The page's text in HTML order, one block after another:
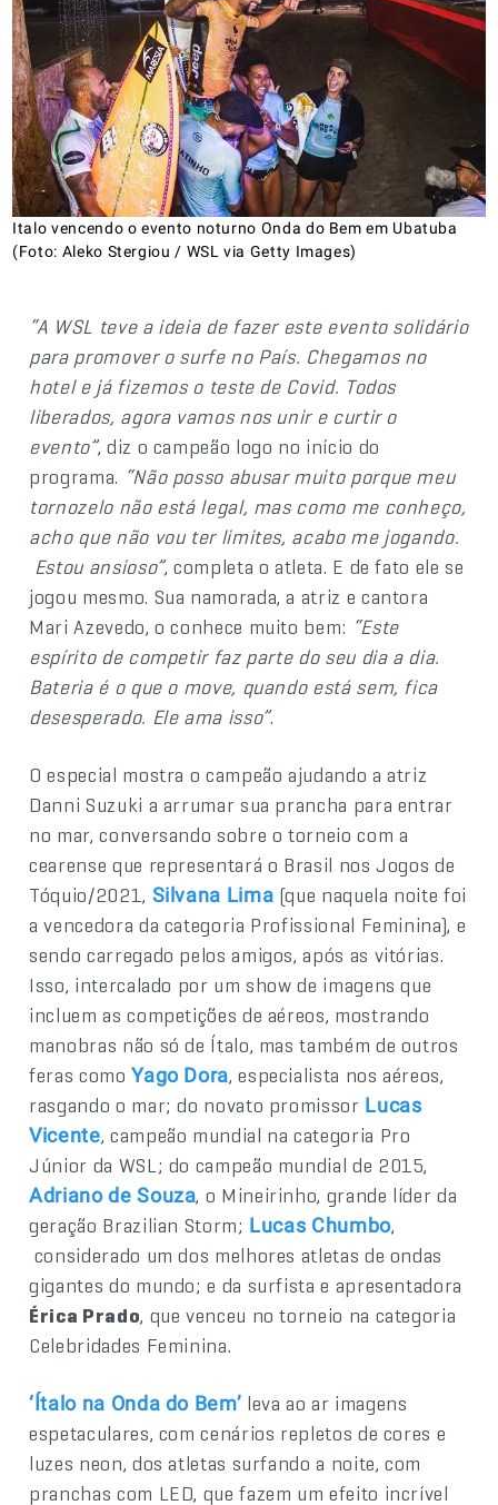
Italo vencendo o evento noturno Onda do Bem em Ubatuba
(Foto: Aleko Stergiou / WSL via Getty Images)
“A WSL teve a ideia de fazer este evento solidário
para promover o surfe no País. Chegamos no
hotel e já fizemos o teste de Covid. Todos
liberados, agora vamos nos unir e curtir o
evento”, diz o campeão logo no início do
programa. “Não posso abusar muito porque meu
tornozelo não está legal, mas como me conheço,
acho que não vou ter limites, acabo me jogando.
Estou ansioso”, completa o atleta. E de fato ele se
jogou mesmo. Sua namorada, a atriz e cantora
Mari Azevedo, o conhece muito bem: “Este
espírito de competir faz parte do seu dia a dia.
Bateria é o que o move, quando está sem, fica
desesperado. Ele ama isso”.
O especial mostra o campeão ajudando a atriz
Danni Suzuki a arrumar sua prancha para entrar
no mar, conversando sobre o torneio com a
cearense que representará o Brasil nos Jogos de
Tóquio/2021, Silvana Lima (que naquela noite foi
a vencedora da categoria Profissional Feminina), e
sendo carregado pelos amigos, após as vitórias.
Isso, intercalado por um show de imagens que
incluem as competições de aéreos, mostrando
manobras não só de Ítalo, mas também de outros
feras comoYago Dora, especialista nos aéreos,
rasgando o mar; do novato promissor Lucas
Vicente, campeão mundial na categoria Pro
Júnior da WSL; do campeão mundial de 2015,
Adriano de Souza, o Mineirinho, grande líder da
geração Brazilian Storm; Lucas Chumbo,
considerado um dos melhores atletas de ondas
gigantes do mundo; e da surfista e apresentadora
Érica Prado, que venceu no torneio na categoria
Celebridades Feminina.
‘Ítalo na Onda do Bem’ leva ao ar imagens
espetaculares, com cenários repletos de cores e
luzes neon, dos atletas surfando a noite, com
pranchas com LED, que fazem um efeito incrível